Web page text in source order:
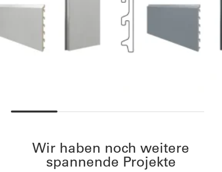
Wir haben noch weitere
spannende Projekte